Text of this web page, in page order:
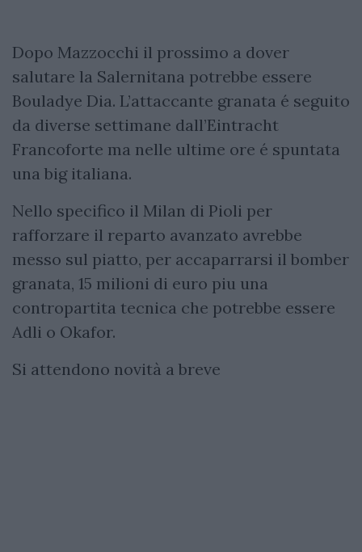
Dopo Mazzocchi il prossimo a dover
salutare la Salernitana potrebbe essere
Bouladye Dia. L’attaccante granata é seguito
da diverse settimane dall’Eintracht
Francoforte ma nelle ultime ore é spuntata
una big italiana.
Nello specifico il Milan di Pioli per
rafforzare il reparto avanzato avrebbe
messo sul piatto, per accaparrarsi il bomber
granata, 15 milioni di euro piu una
contropartita tecnica che potrebbe essere
Adli o Okafor.
Si attendono novità a breve